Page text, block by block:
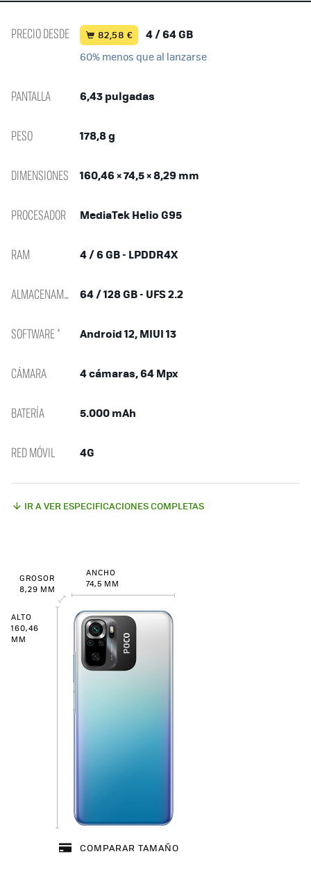
PRECIO DESDE 82,58 € 4 / 64 GB
60% menos que al lanzarse
PANTALLA 6,43 pulgadas
PESO 178,8 g
DIMENSIONES 160,46 × 74,5 × 8,29 mm
PROCESADOR MediaTek Helio G95
RAM 4 / 6 GB - LPDDR4X
ALMACENAMIENTO 64 / 128 GB - UFS 2.2
SOFTWARE * Android 12, MIUI 13
CÁMARA 4 cámaras, 64 Mpx
BATERÍA 5.000 mAh
RED MÓVIL 4G
IR A VER ESPECIFICACIONES COMPLETAS
GROSOR
8,29 MM
ANCHO
74,5 MM
ALTO
160,46
MM
COMPARAR TAMAÑO